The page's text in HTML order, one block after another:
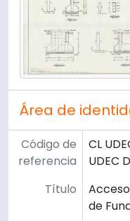
Área de
Código de
referencia
CL
UDEC
Título
de